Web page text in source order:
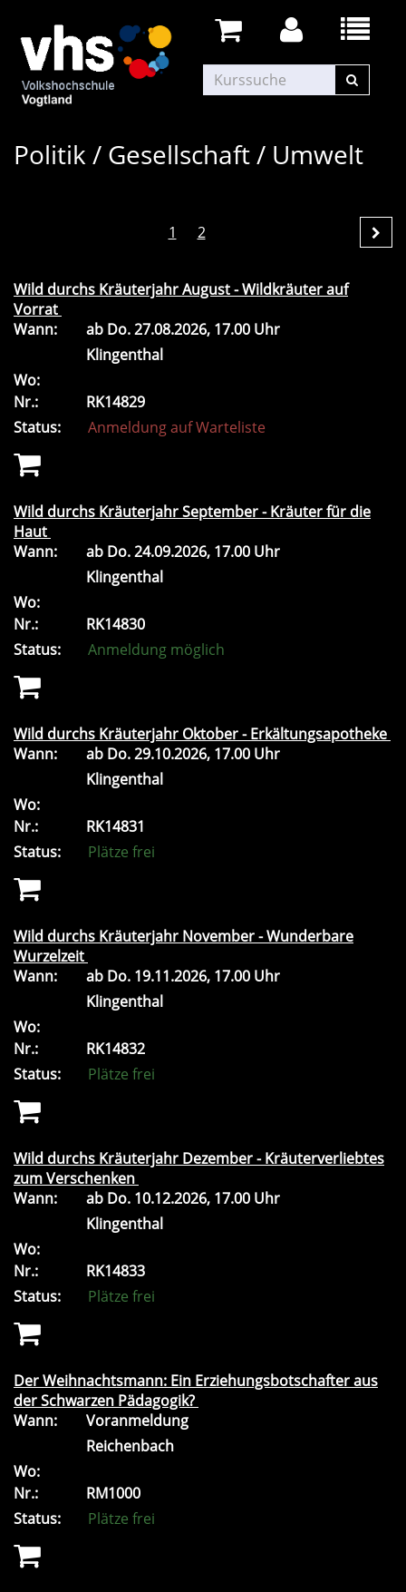
Politik / Gesellschaft / Umwelt
1 2
Wild durchs Kräuterjahr August - Wildkräuter auf
Vorrat
Wann:
ab Do.27.08.2026, 17.00 Uhr
Klingenthal
Wo:
Nr.:
RK14829
Status:
Anmeldung auf Warteliste
Wild durchs Kräuterjahr September - Kräuter für die
Haut
Wann:
ab Do.24.09.2026, 17.00 Uhr
Klingenthal
Wo:
Nr.:
RK14830
Status:
Anmeldung möglich
Wild durchs Kräuterjahr Oktober - Erkältungsapotheke
Wann:
ab Do.29.10.2026, 17.00 Uhr
Klingenthal
Wo:
Nr.:
RK14831
Status:
Plätze frei
Wild durchs Kräuterjahr November - Wunderbare
Wurzelzeit
Wann:
ab Do. 19.11.2026, 17.00 Uhr
Klingenthal
Wo:
Nr.:
RK14832
Status:
Plätze frei
Wild durchs Kräuterjahr Dezember - Kräuterverliebtes
zum Verschenken
Wann:
ab Do. 10.12.2026, 17.00 Uhr
Klingenthal
Wo:
Nr.:
RK14833
Status:
Plätze frei
Der Weihnachtsmann: Ein Erziehungsbotschafter aus
der Schwarzen Pädagogik?
Wann:
Voranmeldung
Reichenbach
Wo:
Nr.:
RM1000
Status:
Plätze frei